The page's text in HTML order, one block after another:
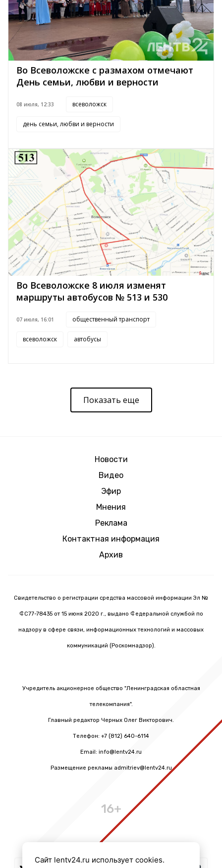
Во Всеволожске с размахом отмечают
День семьи, любви и верности
08 июля, 12:33 всеволожск
день семьи, любви и верности
Во Всеволожске 8 июля изменят
маршруты автобусов № 513 и 530
07 июля, 16:01 общественный транспорт
всеволожск автобусы
Показать еще
Новости
Видео
Эфир
Мнения
Реклама
Контактная информация
Архив
Свидетельство о регистрации средства массовой информации Эл №
ФС77-78435 от 15 июня 2020 г., выдано Федеральной службой по
надзору в сфере связи, информационных технологий и массовых
коммуникаций (Роскомнадзор).
Учредитель акционерное общество "Ленинградская областная
телекомпания".
Главный редактор Черных Олег Викторович.
Телефон: +7 (812) 640-6114
Email: info@lentv24.ru
Размещение рекламы admitriev@lentv24.ru
16+
Сайт lentv24.ru использует cookies.